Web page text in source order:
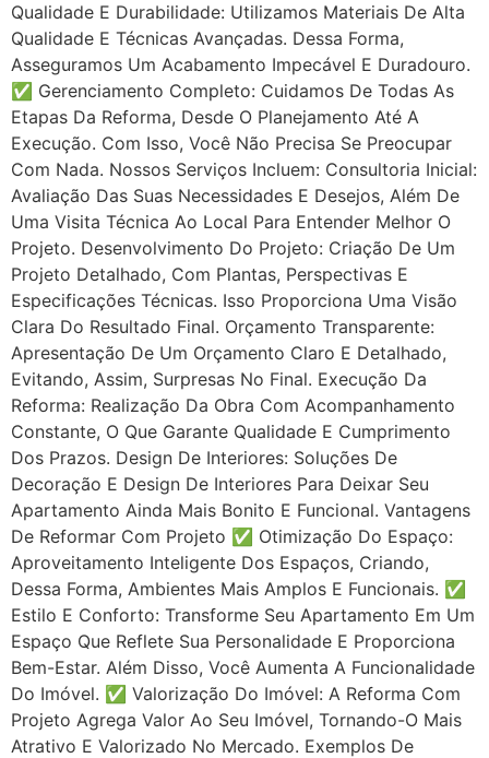
Qualidade E Durabilidade: Utilizamos Materiais De Alta
Qualidade E Técnicas Avançadas. Dessa Forma,
Asseguramos Um Acabamento Impecável E Duradouro.
✅ Gerenciamento Completo: Cuidamos De Todas As
Etapas Da Reforma, Desde O Planejamento Até A
Execução. Com Isso, Você Não Precisa Se Preocupar
Com Nada. Nossos Serviços Incluem: Consultoria Inicial:
Avaliação Das Suas Necessidades E Desejos, Além De
Uma Visita Técnica Ao Local Para Entender Melhor O
Projeto. Desenvolvimento Do Projeto: Criação De Um
Projeto Detalhado, Com Plantas, Perspectivas E
Especificações Técnicas. Isso Proporciona Uma Visão
Clara Do Resultado Final. Orçamento Transparente:
Apresentação De Um Orçamento Claro E Detalhado,
Evitando, Assim, Surpresas No Final. Execução Da
Reforma: Realização Da Obra Com Acompanhamento
Constante, O Que Garante Qualidade E Cumprimento
Dos Prazos. Design De Interiores: Soluções De
Decoração E Design De Interiores Para Deixar Seu
Apartamento Ainda Mais Bonito E Funcional. Vantagens
De Reformar Com Projeto ✅ Otimização Do Espaço:
Aproveitamento Inteligente Dos Espaços, Criando,
Dessa Forma, Ambientes Mais Amplos E Funcionais. ✅
Estilo E Conforto: Transforme Seu Apartamento Em Um
Espaço Que Reflete Sua Personalidade E Proporciona
Bem-Estar. Além Disso, Você Aumenta A Funcionalidade
Do Imóvel. ✅ Valorização Do Imóvel: A Reforma Com
Projeto Agrega Valor Ao Seu Imóvel, Tornando-O Mais
Atrativo E Valorizado No Mercado. Exemplos De